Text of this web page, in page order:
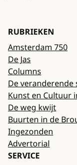
RUBRIEKEN
Amsterdam 750
De Jas
Columns
De veranderende
Kunst en Cultuur
De weg kwijt
Buurten in de
Ingezonden
Advertorial
SERVICE